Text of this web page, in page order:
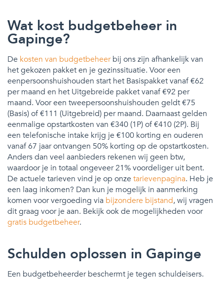
Wat kost budgetbeheer in
Gapinge?
De kosten van budgetbeheerbij ons zijn afhankelijk van
het gekozen pakket en je gezinssituatie. Voor een
eenpersoonshuishouden start het Basispakket vanaf €62
per maand en het Uitgebreide pakket vanaf €92 per
maand. Voor een tweepersoonshuishouden geldt €75
(Basis) of €111 (Uitgebreid) per maand. Daarnaast gelden
eenmalige opstartkosten van €340 (1P) of €410 (2P). Bij
een telefonische intake krijg je €100 korting en ouderen
vanaf 67 jaar ontvangen 50% korting op de opstartkosten.
Anders dan veel aanbieders rekenen wij geen btw,
waardoor je in totaal ongeveer 21% voordeliger uit bent.
De actuele tarieven vind je op onze tarievenpagina. Heb je
een laag inkomen? Dan kun je mogelijk in aanmerking
komen voor vergoeding via bijzondere bijstand, wij vragen
dit graag voor je aan. Bekijk ook de mogelijkheden voor
gratis budgetbeheer.
Schulden oplossen in Gapinge
Een budgetbeheerder beschermt je tegen schuldeisers.